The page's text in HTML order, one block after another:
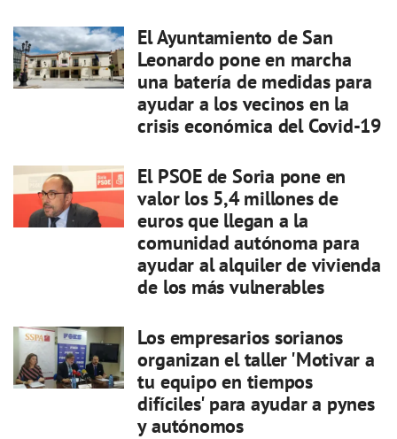
El Ayuntamiento de San
Leonardo pone en marcha
una batería de medidas para
ayudar a los vecinos en la
crisis económica del Covid-19
El PSOE de Soria pone en
valor los 5,4 millones de
euros que llegan a la
comunidad autónoma para
ayudar al alquiler de vivienda
de los más vulnerables
Los empresarios sorianos
organizan el taller 'Motivar a
tu equipo en tiempos
difíciles' para ayudar a pynes
y autónomos